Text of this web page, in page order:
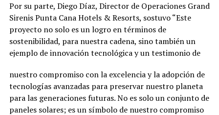
Por su parte, Diego Díaz, Director de Operaciones Grand
Sirenis Punta Cana Hotels & Resorts, sostuvo “Este
proyecto no solo es un logro en términos de
sostenibilidad, para nuestra cadena, sino también un
ejemplo de innovación tecnológica y un testimonio de
nuestro compromiso con la excelencia y la adopción de
tecnologías avanzadas para preservar nuestro planeta
para las generaciones futuras. No es solo un conjunto de
paneles solares; es un símbolo de nuestro compromiso